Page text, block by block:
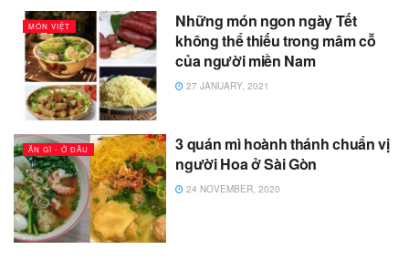
MÓN VIỆT
Những món ngon ngày Tết
không thể thiếu trong mâm cỗ
của người miền Nam
27 JANUARY, 2021
ĂN GÌ - Ở ĐÂU
3 quán mì hoành thánh chuẩn vị
người Hoa ở Sài Gòn
24 NOVEMBER, 2020